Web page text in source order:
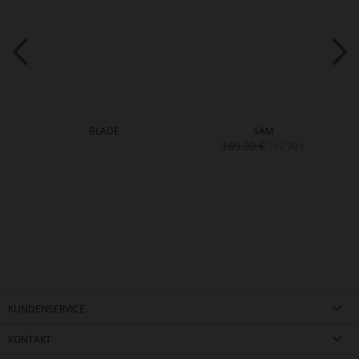
BLADE SAM
KUNDENSERVICE
KONTAKT